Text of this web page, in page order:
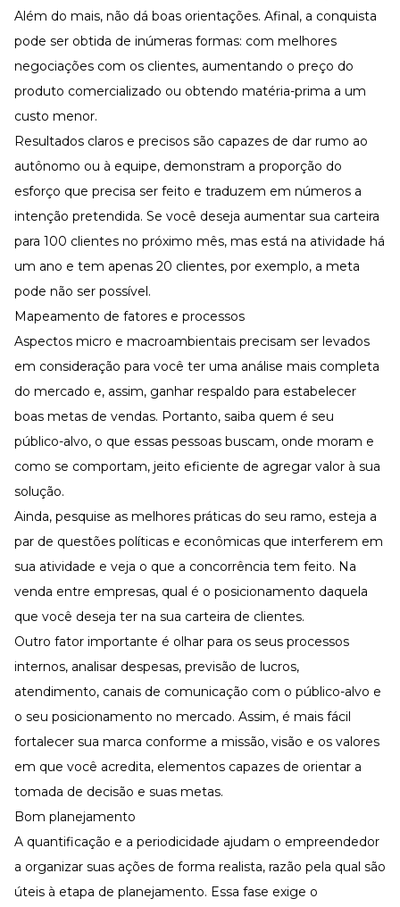
Além do mais, não dá boas orientações. Afinal, a conquista
pode ser obtida de inúmeras formas: com melhores
negociações com os clientes, aumentando o preço do
produto comercializado ou obtendo matéria-prima a um
custo menor.
Resultados claros e precisos são capazes de dar rumo ao
autônomo ou à equipe, demonstram a proporção do
esforço que precisa ser feito e traduzem em números a
intenção pretendida. Se você deseja aumentar sua carteira
para 100 clientes no próximo mês, mas está na atividade há
um ano e tem apenas 20 clientes, por exemplo, a meta
pode não ser possível.
Mapeamento de fatores e processos
Aspectos micro e macroambientais precisam ser levados
em consideração para você ter uma análise mais completa
do mercado e, assim, ganhar respaldo para estabelecer
boas metas de vendas. Portanto, saiba quem é seu
público-alvo, o que essas pessoas buscam, onde moram e
como se comportam, jeito eficiente de agregar valor à sua
solução.
Ainda, pesquise as melhores práticas do seu ramo, esteja a
par de questões políticas e econômicas que interferem em
sua atividade e veja o que a concorrência tem feito. Na
venda entre empresas, qual é o posicionamento daquela
que você deseja ter na sua carteira de clientes.
Outro fator importante é olhar para os seus processos
internos, analisar despesas, previsão de lucros,
atendimento, canais de comunicação com o público-alvo e
o seu posicionamento no mercado. Assim, é mais fácil
fortalecer sua marca conforme a missão, visão e os valores
em que você acredita, elementos capazes de orientar a
tomada de decisão e suas metas.
Bom planejamento
A quantificação e a periodicidade ajudam o empreendedor
a organizar suas ações de forma realista, razão pela qual são
úteis à etapa de planejamento. Essa fase exige o